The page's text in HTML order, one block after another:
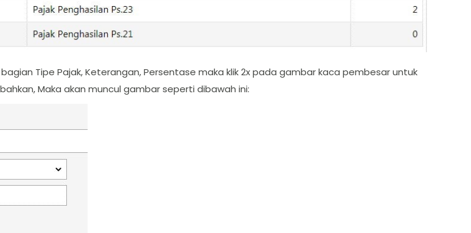
Tipe Pajak, Keterangan, Persentase maka klik 2x pada gambar kaca pembesar untuk
Maka akan muncul gambar seperti dibawah ini: